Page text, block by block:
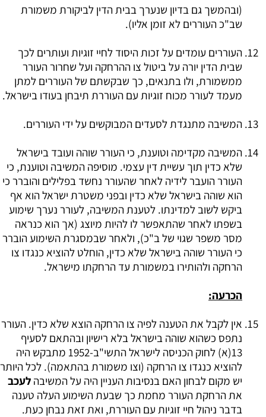
(ובהמשך גם בדיון שנערך בבית הדין לביקורת משמורת
שב"כ העוררים לא זומן אליו).
העוררים עומדים על זכות היסוד לחיי זוגיות ועותרים לכך
שבית הדין יורה על ביטול צו ההרחקה ועל שחרור העורר
ממשמורת, ולו בתנאים, כך שבקשתם של העוררים למתן
מעמד לעורר מכוח זוגיות עם העוררת תיבחן בעודו בישראל.
המשיבה מתנגדת לסעדים המבוקשים על ידי העוררים.
המשיבה מקדימה וטוענת, כי העורר שוהה ועובד בישראל
שלא כדין תוך עשיית דין עצמי. מוסיפה המשיבה וטוענת, כי
העורר הועבר לידיה לאחר שהעורר נחשד בפלילים והוברר כי
הוא שוהה בישראל שלא כדין ובפני משטרת ישראל הוא אף
ביקש לשוב למדינתו. לטענת המשיבה, לעורר נערך שימוע
בשפתו לאחר שהתאפשר לו להיות מיוצג (אך הוא כנראה
מסר משפר שגוי של ב"כ), ולאחר שבמסגרת השימוע הוברר
כי העורר שוהה בישראל שלא כדין, הוחלט להוציא כנגדו צו
הרחקה ולהותירו במשמורת עד הרחקתו מישראל.
הכרעה:
אין לקבל את הטענה לפיה צו הרחקה הוצא שלא כדין. העורר
נתפס כשהוא שוהה בישראל בלא רישיון ובהתאם לסעיף
13(א) לחוק הכניסה לישראל התשי"ב-1952 מתבקש היה
להוציא כנגדו צו הרחקה (וצו משמורת בהתאמה). לכל היותר
יש מקום לבחון האם בנסיבות העניין היה על המשיבה לעכב
את הרחקת העורר מחמת כך שבעת השימוע העלה טענה
בדבר ניהול חיי זוגיות עם העוררת, ואת זאת נבחן כעת.